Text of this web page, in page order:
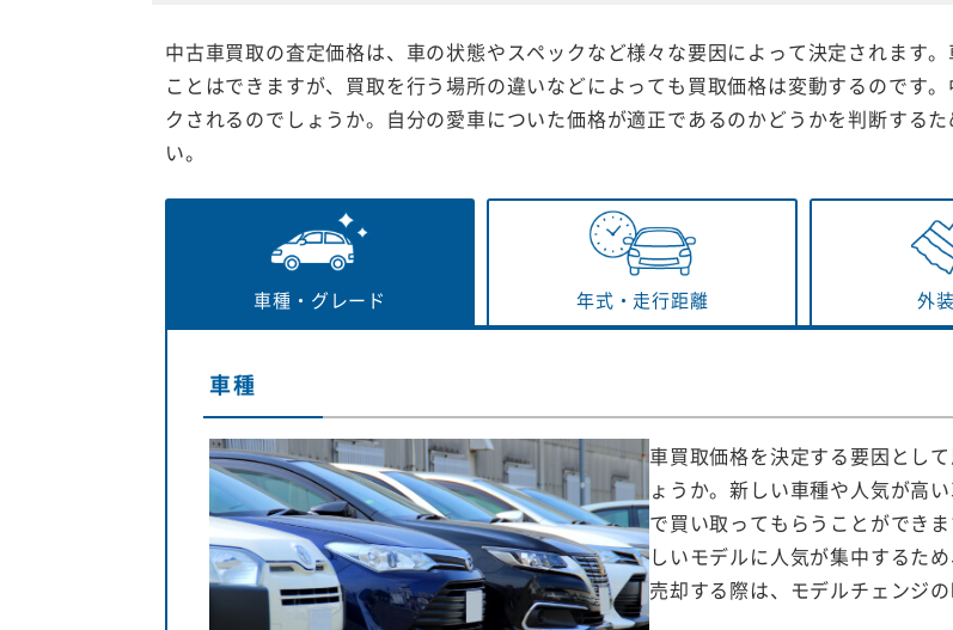
中古車買取の査定価格は、車の状態やスペックなど様々な要因によって決定されます
ことはできますが、買取を行う場所の違いなどによっても買取価格は変動するのです
クされるのでしょうか。自分の愛車についた価格が適正であるのかどうかを判断する
い。
車種・ グレード 年式・ 走行距離 外
車種
車買取価格を決定する要因とし
ょうか。新しい車種や人気が高
で買い取ってもらうことができ
しいモデルに人気が集中するた
売却する際は、モデルチェンジ